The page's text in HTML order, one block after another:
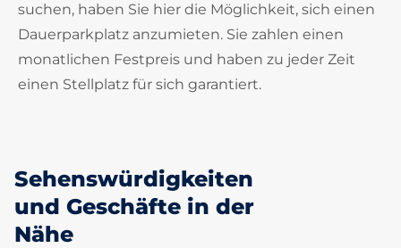
suchen, haben Sie hier die Möglichkeit, sich einen
Dauerparkplatz anzumieten. Sie zahlen einen
monatlichen Festpreis und haben zu jeder Zeit
einen Stellplatz für sich garantiert.
Sehenswürdigkeiten
und Geschäfte in der
Nähe